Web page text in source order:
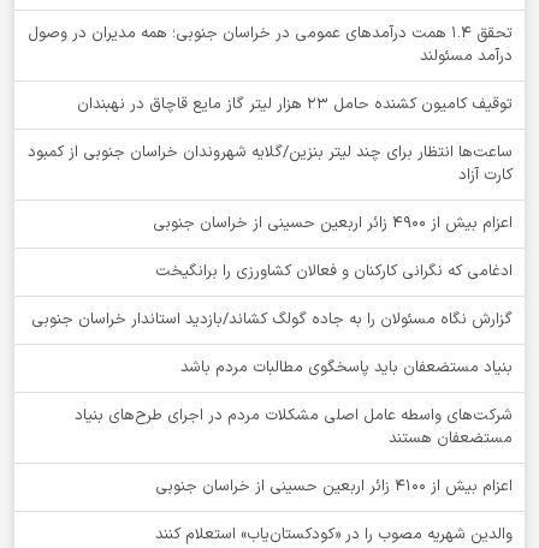
تحقق ۱.۴ همت درآمدهای عمومی در خراسان جنوبی؛ همه مدیران در وصول
درآمد مسئولند
توقيف کامیون کشنده حامل 23 هزار لیتر گاز مایع قاچاق در نهبندان
ساعت‌ها انتظار برای چند لیتر بنزین/گلایه شهروندان خراسان جنوبی از کمبود
کارت آزاد
اعزام بیش از 4900 زائر اربعین حسینی از خراسان جنوبی
ادغامی که نگرانی کارکنان و فعالان کشاورزی را برانگیخت
گزارش نگاه مسئولان را به جاده گولگ کشاند/بازدید استاندار خراسان جنوبی
بنیاد مستضعفان باید پاسخگوی مطالبات مردم باشد
شرکت‌های واسطه عامل اصلی مشکلات مردم در اجرای طرح‌های بنیاد
مستضعفان هستند
اعزام بیش از 4100 زائر اربعین حسینی از خراسان جنوبی
والدین شهریه مصوب را در «کودکستان‌یاب» استعلام کنند